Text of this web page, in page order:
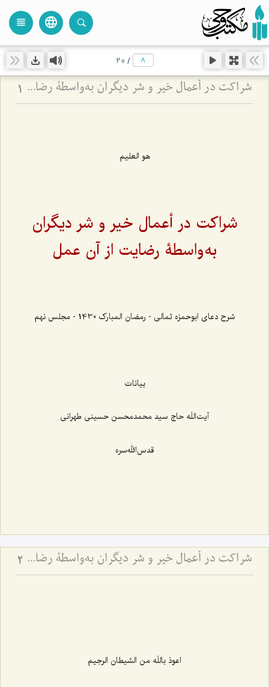
language
view_headline
/
20
شراکت در أعمال خیر و شر دیگران به‌واسطۀ رضایت از آن عمل 1
هو العليم
شراکت در أعمال خیر و شر دیگران
به‌واسطۀ رضایت از آن عمل
شرح دعای ابوحمزه ثمالی - رمضان المبارک 1430 - مجلس نهم
بیانات
آیت‌اللَه حاج سید محمدمحسن حسینی طهرانی
قدس‌الله‌سره
شراکت در أعمال خیر و شر دیگران به‌واسطۀ رضایت از آن عمل 2
اعوذ باللَه من الشیطان الرجیم‌